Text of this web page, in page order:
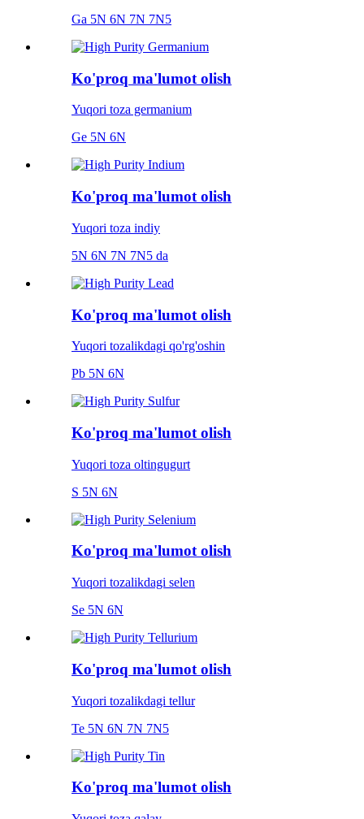
Ga 5N 6N 7N 7N5
Ko'proq ma'lumot olish
Yuqori toza germanium
Ge 5N 6N
Ko'proq ma'lumot olish
Yuqori toza indiy
5N 6N 7N 7N5 da
Ko'proq ma'lumot olish
Yuqori tozalikdagi qo'rg'oshin
Pb 5N 6N
Ko'proq ma'lumot olish
Yuqori toza oltingugurt
S 5N 6N
Ko'proq ma'lumot olish
Yuqori tozalikdagi selen
Se 5N 6N
Ko'proq ma'lumot olish
Yuqori tozalikdagi tellur
Te 5N 6N 7N 7N5
Ko'proq ma'lumot olish